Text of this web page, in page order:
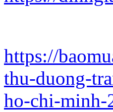
https://
thu-duong-
ho-chi-minh-